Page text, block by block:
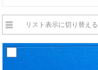
リスト表示に切り替える